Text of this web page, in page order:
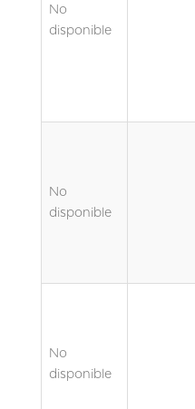
No
disponible
No
disponible
No
disponible